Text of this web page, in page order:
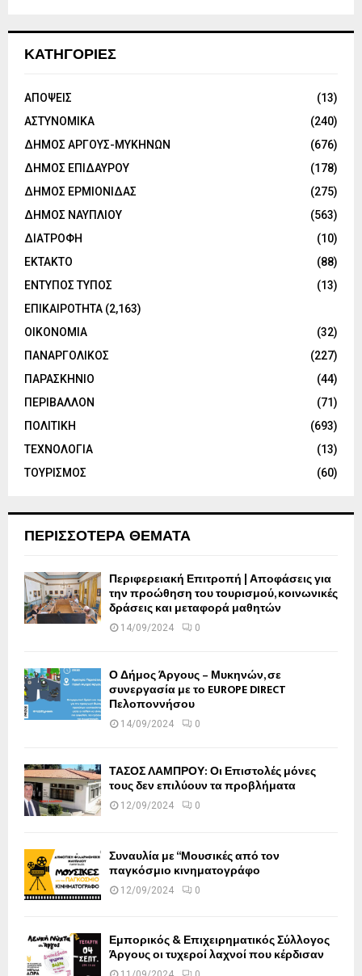
ΚΑΤΗΓΟΡΙΕΣ
ΑΠΟΨΕΙΣ
(13)
ΑΣΤΥΝΟΜΙΚΑ
(240)
ΔΗΜΟΣ ΑΡΓΟΥΣ-ΜΥΚΗΝΩΝ
(676)
ΔΗΜΟΣ ΕΠΙΔΑΥΡΟΥ
(178)
ΔΗΜΟΣ ΕΡΜΙΟΝΙΔΑΣ
(275)
ΔΗΜΟΣ ΝΑΥΠΛΙΟΥ
(563)
ΔΙΑΤΡΟΦΗ
(10)
ΕΚΤΑΚΤΟ
(88)
ΕΝΤΥΠΟΣ ΤΥΠΟΣ
(13)
ΕΠΙΚΑΙΡΟΤΗΤΑ (2,163)
ΟΙΚΟΝΟΜΙΑ
(32)
ΠΑΝΑΡΓΟΛΙΚΟΣ
(227)
ΠΑΡΑΣΚΗΝΙΟ
(44)
ΠΕΡΙΒΑΛΛΟΝ
(71)
ΠΟΛΙΤΙΚΗ
(693)
ΤΕΧΝΟΛΟΓΙΑ
(13)
ΤΟΥΡΙΣΜΟΣ
(60)
ΠΕΡΙΣΣΟΤΕΡΑ ΘΕΜΑΤΑ
Περιφερειακή Επιτροπή | Αποφάσεις για
την προώθηση του τουρισμού, κοινωνικές
δράσεις και μεταφορά μαθητών
14/09/2024 0
Ο Δήμος Άργους – Μυκηνών, σε
συνεργασία με το EUROPE DIRECT
Πελοποννήσου
14/09/2024 0
ΤΑΣΟΣ ΛΑΜΠΡΟΥ: Οι Επιστολές μόνες
τους δεν επιλύουν τα προβλήματα
12/09/2024 0
Συναυλία με “Μουσικές από τον
παγκόσμιο κινηματογράφο
12/09/2024 0
Εμπορικός & Επιχειρηματικός Σύλλογος
Άργους οι τυχεροί λαχνοί που κέρδισαν